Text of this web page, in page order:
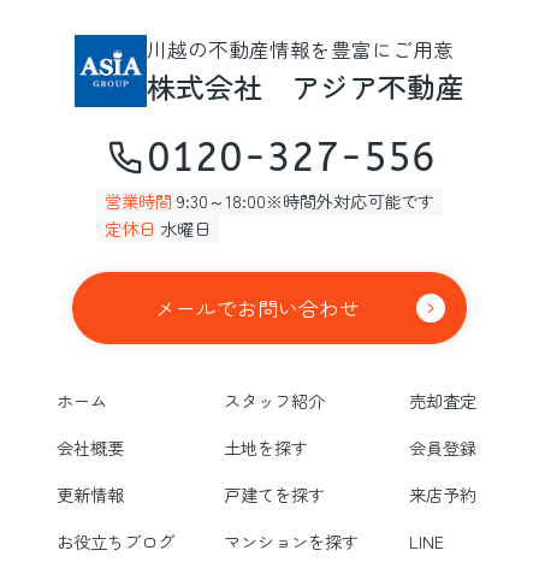
川越の不動産情報を豊富にご用意
株式会社 アジア不動産
0120-327-556
営業時間 9:30～18:00※時間外対応可能です
定休日 水曜日
メールでお問い合わせ
ホーム スタッフ紹介
売却査定
会社概要
土地を探す
会員登録
更新情報
戸建てを探す
来店予約
お役立ちブログ
マンションを探す LINE